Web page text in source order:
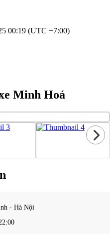
00:19 (UTC +7:00)
Minh Hoá
- Hà Nội